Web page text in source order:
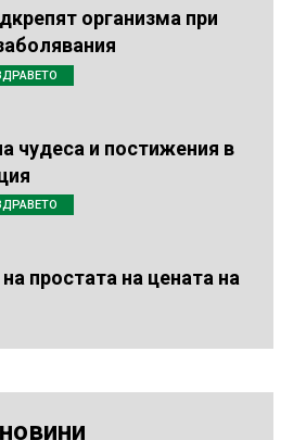
организма при
чудеса и постижения в
простата на цената на